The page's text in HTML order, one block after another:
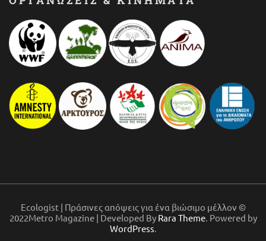
Ecologist | Πράσινες απόψεις για ένα βιώσιμο μέλλον ©
2022Metro Magazine | Developed By Rara Theme. Powered by
WordPress